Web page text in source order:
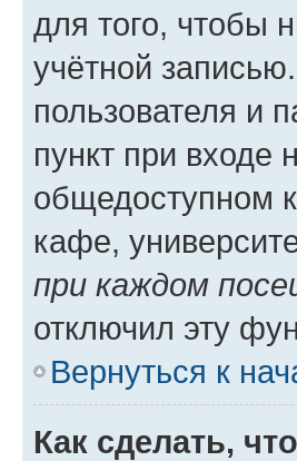
для того, чтобы
учётной
пользователя и
пункт при входе
общедоступном
кафе,
при каждом
отключил эту
Вернуться к
Как сделать,